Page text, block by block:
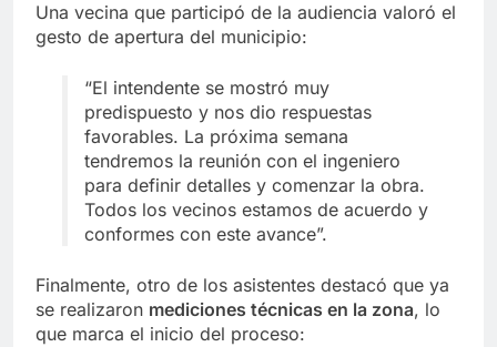
Una vecina que participó de la audiencia valoró el
gesto de apertura del municipio:
“El intendente se mostró muy
predispuesto y nos dio respuestas
favorables. La próxima semana
tendremos la reunión con el ingeniero
para definir detalles y comenzar la obra.
Todos los vecinos estamos de acuerdo y
conformes con este avance”.
Finalmente, otro de los asistentes destacó que ya
se realizaron mediciones técnicas en la zona, lo
que marca el inicio del proceso: